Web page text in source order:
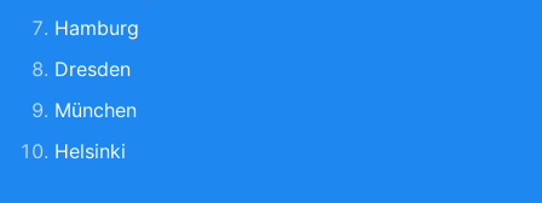
Hamburg
Dresden
München
Helsinki